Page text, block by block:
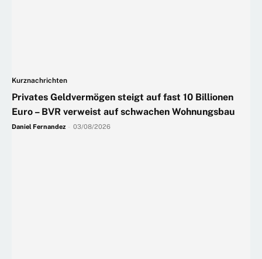
Kurznachrichten
Privates Geldvermögen steigt auf fast 10 Billionen
Euro – BVR verweist auf schwachen Wohnungsbau
Daniel Fernandez 03/08/2026